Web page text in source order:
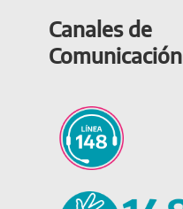
Canales de
Comunicación